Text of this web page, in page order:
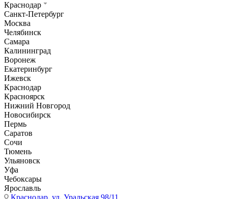
Краснодар
Санкт-Петербург
Москва
Челябинск
Самара
Калининград
Воронеж
Екатеринбург
Ижевск
Краснодар
Красноярск
Нижний Новгород
Новосибирск
Пермь
Саратов
Сочи
Тюмень
Ульяновск
Уфа
Чебоксары
Ярославль
Краснодар, ул. Уральская 98/11